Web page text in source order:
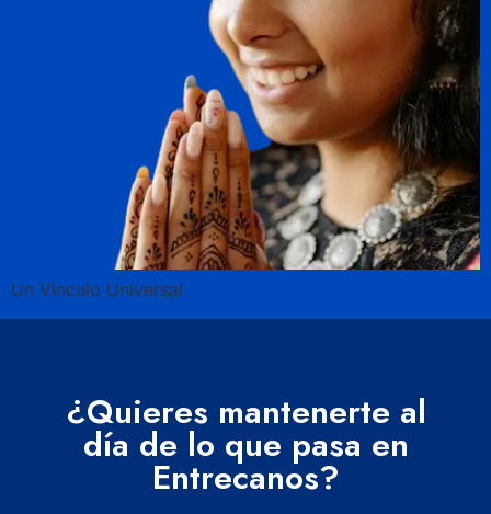
Un Vínculo Universal
¿Quieres mantenerte al
día de lo que pasa en
Entrecanos?